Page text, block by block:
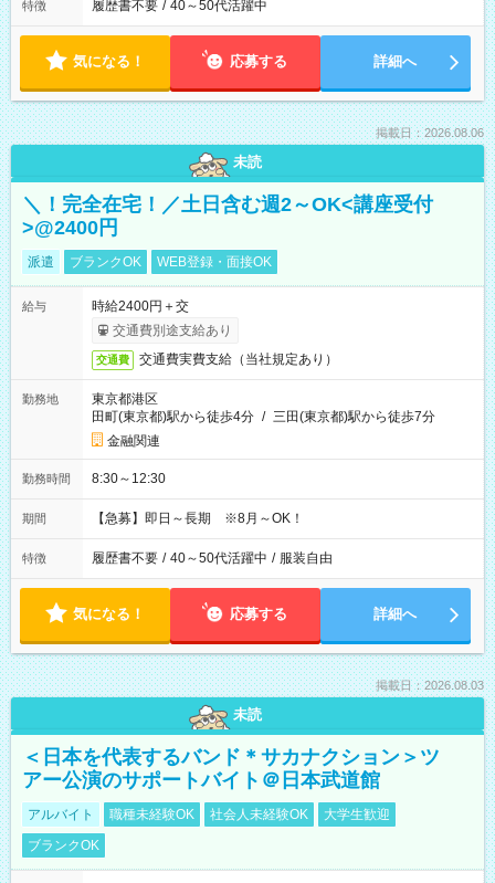
特徴 履歴書不要 / 40～50代活躍中
気になる！ 応募する 詳細へ
掲載日：2026.08.06
未読
＼！完全在宅！／土日含む週2～OK<講座受付
>@2400円
派遣 ブランクOK WEB登録・面接OK
給与
時給2400円＋交
交通費別途支給あり
交通費 交通費実費支給（当社規定あり）
勤務地
東京都港区
田町(東京都)駅から徒歩4分 / 三田(東京都)駅から徒歩7分
金融関連
勤務時間 8:30～12:30
期間 【急募】即日～長期 ※8月～OK！
特徴 履歴書不要 / 40～50代活躍中 / 服装自由
気になる！ 応募する 詳細へ
掲載日：2026.08.03
未読
＜日本を代表するバンド＊サカナクション＞ツ
アー公演のサポートバイト＠日本武道館
アルバイト 職種未経験OK 社会人未経験OK
大学生歓迎
ブランクOK